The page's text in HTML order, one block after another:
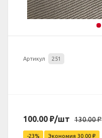
Артикул 251
100.00 ₽/шт 130.00₽
-23% Экономия 30.00 ₽